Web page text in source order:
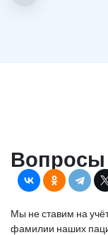
Вопросы
Мы не ставим на
фамилии наших